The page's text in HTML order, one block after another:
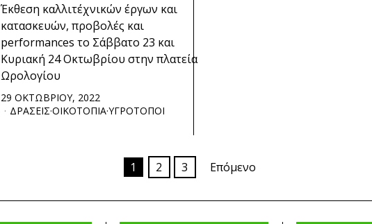
Έκθεση καλλιτέχνικών έργων και
κατασκευών, προβολές και
performances το Σάββατο 23 και
Κυριακή 24 Οκτωβρίου στην πλατεία
Ωρολογίου
29 ΟΚΤΩΒΡΙΟΥ, 2022
ΔΡΑΣΕΙΣ·ΟΙΚΟΤΟΠΙΑ·ΥΓΡΟΤΟΠΟΙ
1 2 3 Επόμενο